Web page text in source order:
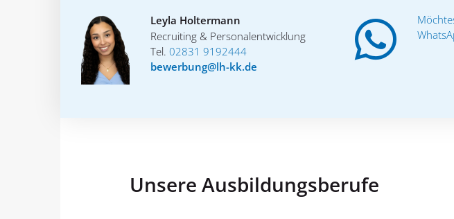
Leyla Holtermann
Recruiting & Personalentwicklung
Tel. 02831 9192444
bewerbung@lh-kk.de
Unsere Ausbildungsberufe